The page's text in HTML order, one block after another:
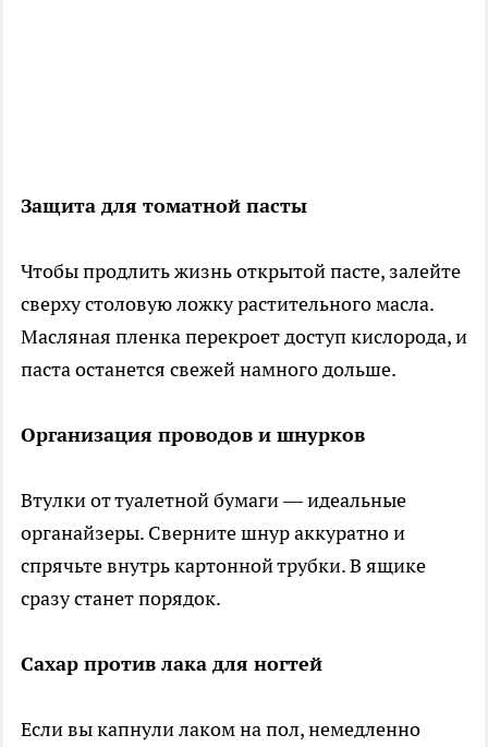
Защита для томатной пасты
Чтобы продлить жизнь открытой пасте, залейте
сверху столовую ложку растительного масла.
Масляная пленка перекроет доступ кислорода, и
паста останется свежей намного дольше.
Организация проводов и шнурков
Втулки от туалетной бумаги — идеальные
органайзеры. Сверните шнур аккуратно и
спрячьте внутрь картонной трубки. В ящике
сразу станет порядок.
Сахар против лака для ногтей
Если вы капнули лаком на пол, немедленно